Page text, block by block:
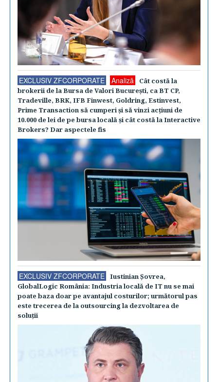
EXCLUSIV ZFCORPORATE Analiză
Cât costă la
brokerii de la Bursa de Valori Bucureşti, ca BT CP,
Tradeville, BRK, IFB Finwest, Goldring, Estinvest,
Prime Transaction să cumperi şi să vinzi acţiuni de
10.000 de lei de pe bursa locală şi cât costă la Interactive
Brokers? Dar aspectele fis
EXCLUSIV ZFCORPORATE
Iustinian Şovrea,
GlobalLogic România: Industria locală de IT nu se mai
poate baza doar pe avantajul costurilor; următorul pas
este trecerea de la outsourcing la dezvoltarea de
soluţii